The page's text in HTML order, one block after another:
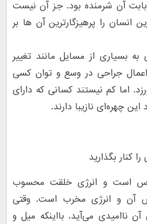
آن شرمنده بود. جز آن نیست
انسان را پرهیزگارترین آن ها بر
بسیاری از مسایل مانند تغییر
اعمال جراحی در وسع و توان کسی
اما کم نیستند کسانی که دارای
چهره‌ای نازیبا دارند.
کنار بگذارید
است و انرژی خلقت محسوب
آن و انرژی مخرب است. وقتی
آن ناامیدی می‌آید. بااینکه میل و